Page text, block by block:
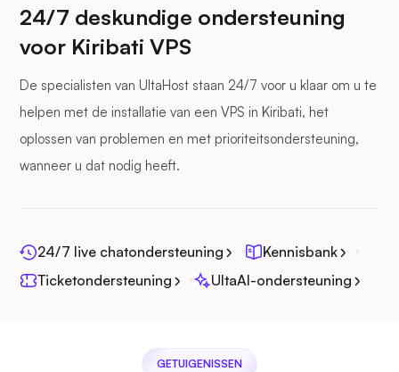
Zeebestand
24/7 deskundige ondersteuning
voor Kiribati VPS
De specialisten van UltaHost staan 24/7 voor u klaar om u te
helpen met de installatie van een VPS in Kiribati, het
oplossen van problemen en met prioriteitsondersteuning,
wanneer u dat nodig heeft.
24/7 live chatondersteuning
Kennisbank
Ticketondersteuning
UltaAI-ondersteuning
GETUIGENISSEN